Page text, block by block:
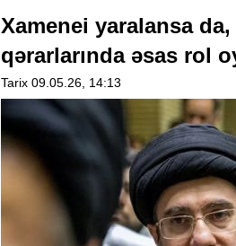
Xamenei yaralansa
qərarlarında əsas rol
Tarix 09.05.26, 14:13